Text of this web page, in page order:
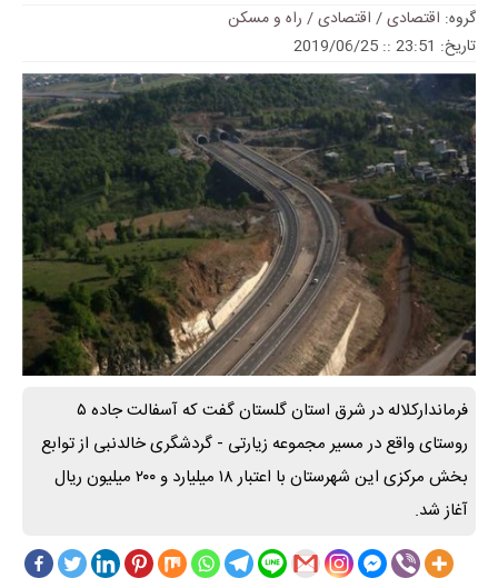
گروه: اقتصادی/ اقتصادی / راه و مسکن
تاریخ: 23:51 :: 2019/06/25
فرماندارکلاله در شرق استان گلستان گفت که آسفالت جاده ۵
روستای واقع در مسیر مجموعه زیارتی - گردشگری خالدنبی از توابع
بخش مرکزی این شهرستان با اعتبار ۱۸ میلیارد و ۲۰۰ میلیون ریال
آغاز شد.